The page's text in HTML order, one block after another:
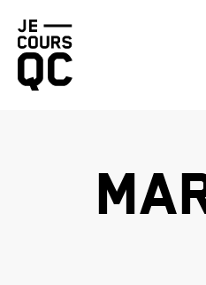
Retourner
la